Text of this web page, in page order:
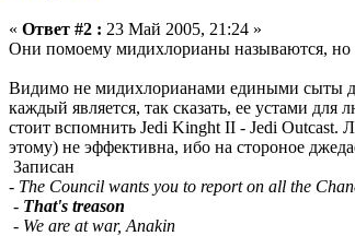
« Ответ #2 : 23 Май 2005, 21:24 »
Они помоему мидихлорианы называются, но
Видимо не мидихлорианами едиными сыты
каждый является, так сказать, ее устами
стоит вспомнить Jedi Kinght II - Jedi
этому) не эффективна, ибо на стороное
Записан
- The Council wants you to report on all the
- That's treason
- We are at war, Anakin